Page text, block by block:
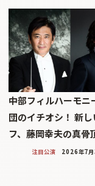
中部フィルハーモニ
団のイチオシ！ 新し
フ、藤岡幸夫の真骨
注目公演 2026年7